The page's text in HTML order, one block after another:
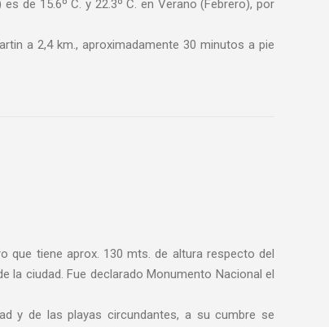
de 15.6º C. y 22.3º C. en Verano (Febrero), por
a 2,4 km., aproximadamente 30 minutos a pie
que tiene aprox. 130 mts. de altura respecto del
la ciudad. Fue declarado Monumento Nacional el
y de las playas circundantes, a su cumbre se